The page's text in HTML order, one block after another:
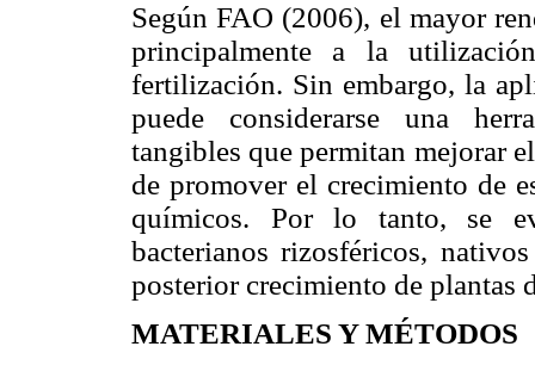
Según FAO (2006), el mayor
principalmente a la
fertilización. Sin embargo, la
puede considerarse una
tangibles que permitan mejorar
de promover el crecimiento de
químicos. Por lo tanto, se
bacterianos rizosféricos,
posterior crecimiento de plantas
MATERIALES Y MÉTODOS